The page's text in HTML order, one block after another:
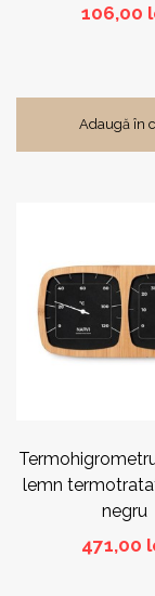
106,00
Adaugă în
lemn
negru
471,00